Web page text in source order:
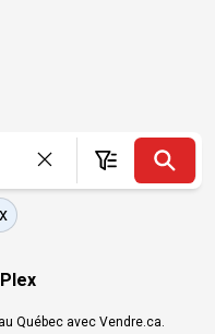
Québec avec Vendre.ca.